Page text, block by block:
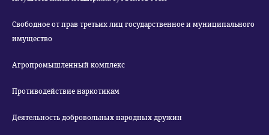
Свободное от прав третьих лиц государственное и муниципального
имущество
Агропромышленный комплекс
Противодействие наркотикам
Деятельность добровольных народных дружин